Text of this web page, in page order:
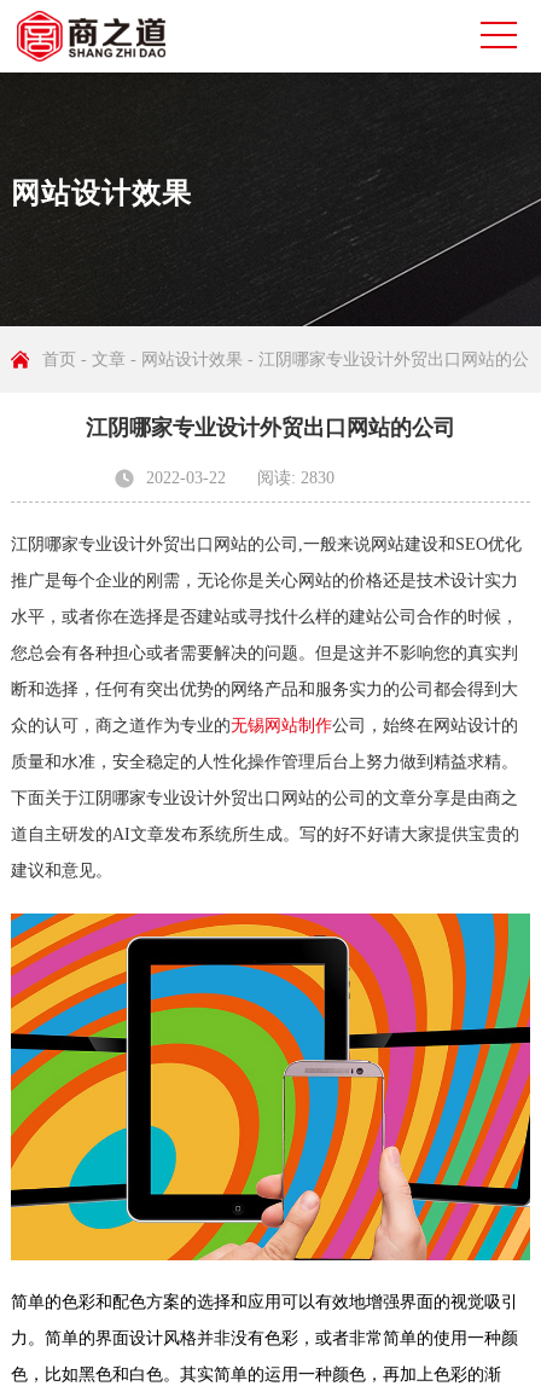
网站设计效果
首页 - 文章- 网站设计效果 - 江阴哪家专业设计外贸出口网站的公
江阴哪家专业设计外贸出口网站的公司
2022-03-22 阅读: 2830
江阴哪家专业设计外贸出口网站的公司,一般来说网站建设和SEO优化
推广是每个企业的刚需，无论你是关心网站的价格还是技术设计实力
水平，或者你在选择是否建站或寻找什么样的建站公司合作的时候，
您总会有各种担心或者需要解决的问题。但是这并不影响您的真实判
断和选择，任何有突出优势的网络产品和服务实力的公司都会得到大
众的认可，商之道作为专业的无锡网站制作公司，始终在网站设计的
质量和水准，安全稳定的人性化操作管理后台上努力做到精益求精。
下面关于江阴哪家专业设计外贸出口网站的公司的文章分享是由商之
道自主研发的AI文章发布系统所生成。写的好不好请大家提供宝贵的
建议和意见。
简单的色彩和配色方案的选择和应用可以有效地增强界面的视觉吸引
力。简单的界面设计风格并非没有色彩，或者非常简单的使用一种颜
色，比如黑色和白色。其实简单的运用一种颜色，再加上色彩的渐